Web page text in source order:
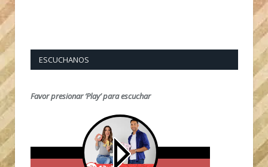
ESCUCHANOS
Favor presionar ‘Play’ para escuchar